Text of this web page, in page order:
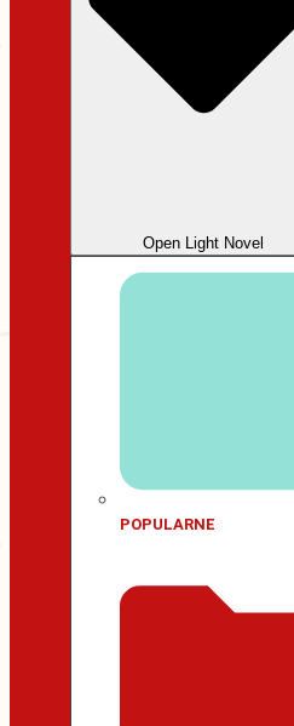
Open Light Novel
POPULARNE